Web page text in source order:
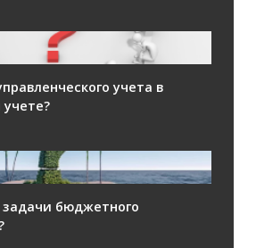
учета в
учете?
бюджетного